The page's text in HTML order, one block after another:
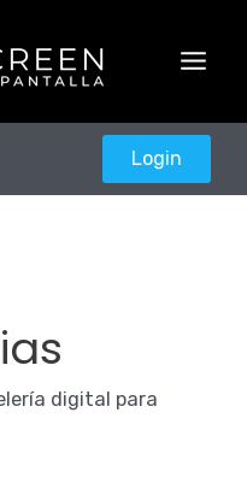
Login
digital para